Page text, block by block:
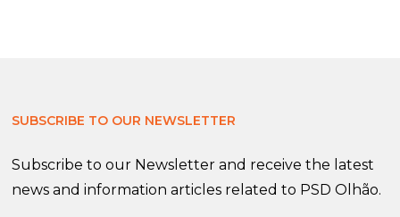
SUBSCRIBE TO OUR NEWSLETTER
Subscribe to our Newsletter and receive the latest
news and information articles related to PSD Olhão.